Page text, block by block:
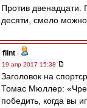
Против двенадцати.
десяти, смело
flint -
19 апр 2017 15:38
Заголовок на
Томас Мюллер:
победить, когда вы